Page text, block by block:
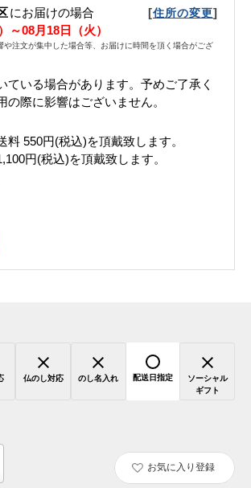
にお届けの場合 [住所の変更]
～08月18日（火）
や注文が集中した場合等、お届けに時間を頂く場合がござ
ている場合があります。予めご了承く
の際に影響はございません。
料 550円(税込)を頂戴致します。
円(税込)を頂戴致します。
仏のし対応 のし名入れ 配送日指定
ソーシャル
ギフト
お気に入り登録